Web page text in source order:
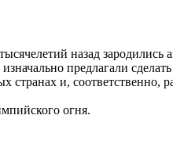
назад
предлагали
и, соответственно,
огня.